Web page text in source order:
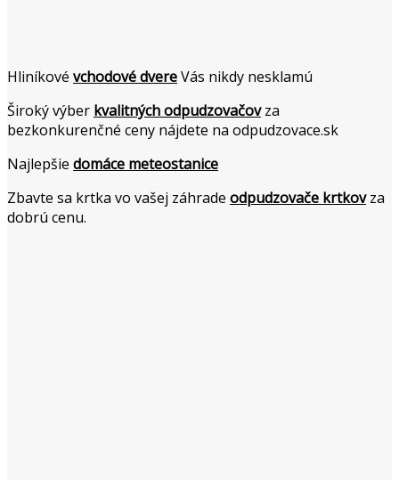
Hliníkové vchodové dvereVás nikdy nesklamú
Široký výber kvalitných odpudzovačovza
bezkonkurenčné ceny nájdete na odpudzovace.sk
Najlepšie domáce meteostanice
Zbavte sa krtka vo vašej záhrade odpudzovače krtkovza
dobrú cenu.